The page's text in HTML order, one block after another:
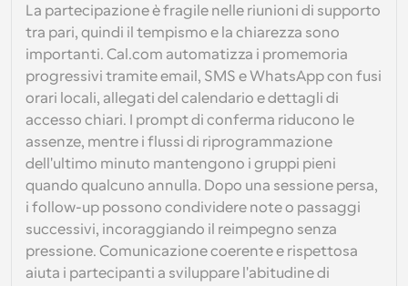
La partecipazione è fragile nelle riunioni di supporto
tra pari, quindi il tempismo e la chiarezza sono
importanti. Cal.com automatizza i promemoria
progressivi tramite email, SMS e WhatsApp con fusi
orari locali, allegati del calendario e dettagli di
accesso chiari. I prompt di conferma riducono le
assenze, mentre i flussi di riprogrammazione
dell'ultimo minuto mantengono i gruppi pieni
quando qualcuno annulla. Dopo una sessione persa,
i follow-up possono condividere note o passaggi
successivi, incoraggiando il reimpegno senza
pressione. Comunicazione coerente e rispettosa
aiuta i partecipanti a sviluppare l'abitudine di